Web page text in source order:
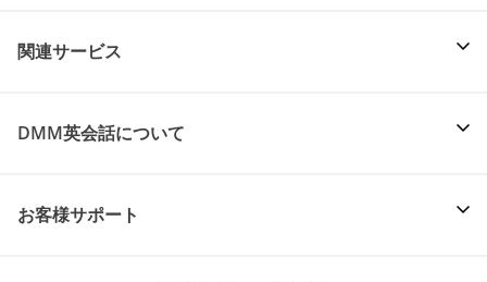
関連サービス
DMM英会話について
お客様サポート